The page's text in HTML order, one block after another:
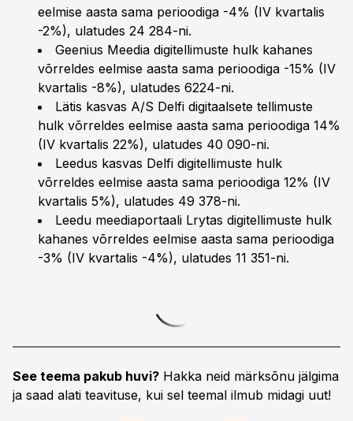
eelmise aasta sama perioodiga -4% (IV kvartalis
-2%), ulatudes 24 284-ni.
Geenius Meedia digitellimuste hulk kahanes
võrreldes eelmise aasta sama perioodiga -15% (IV
kvartalis -8%), ulatudes 6224-ni.
Lätis kasvas A/S Delfi digitaalsete tellimuste
hulk võrreldes eelmise aasta sama perioodiga 14%
(IV kvartalis 22%), ulatudes 40 090-ni.
Leedus kasvas Delfi digitellimuste hulk
võrreldes eelmise aasta sama perioodiga 12% (IV
kvartalis 5%), ulatudes 49 378-ni.
Leedu meediaportaali Lrytas digitellimuste hulk
kahanes võrreldes eelmise aasta sama perioodiga
-3% (IV kvartalis -4%), ulatudes 11 351-ni.
See teema pakub huvi? Hakka neid märksõnu jälgima
ja saad alati teavituse, kui sel teemal ilmub midagi uut!